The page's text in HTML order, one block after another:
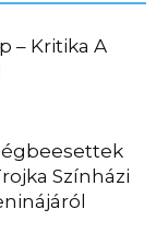
– Kritika A
Színházi